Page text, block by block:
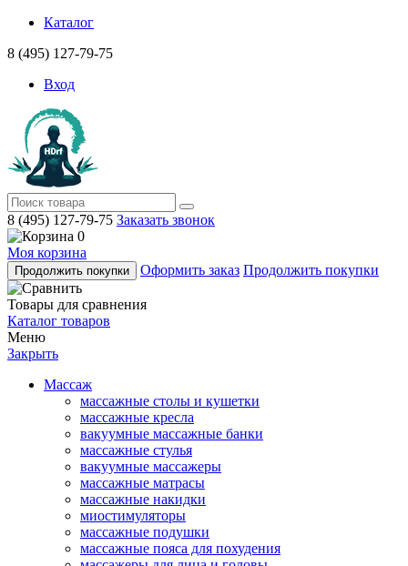
Каталог
8 (495) 127-79-75
Вход
8 (495) 127-79-75 Заказать звонок
0
Моя корзина
Продолжить покупки Оформить заказ Продолжить покупки
Товары для сравнения
Каталог товаров
Меню
Закрыть
Массаж
массажные столы и кушетки
массажные кресла
вакуумные массажные банки
массажные стулья
вакуумные массажеры
массажные матрасы
массажные накидки
миостимуляторы
массажные подушки
массажные пояса для похудения